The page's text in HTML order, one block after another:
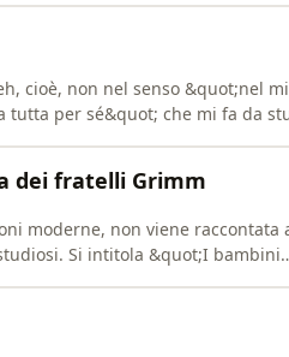
cioè, non nel senso &quot;nel
tutta per sé&quot; che mi fa da
dei fratelli Grimm
moderne, non viene raccontata
Si intitola &quot;I bambini